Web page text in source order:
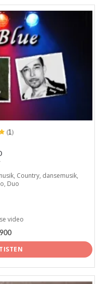
(1)
Country, dansemusik,
Duo
video